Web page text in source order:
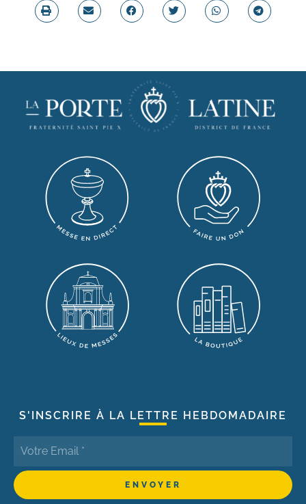
S'INSCRIRE À LA LETTRE HEBDOMADAIRE